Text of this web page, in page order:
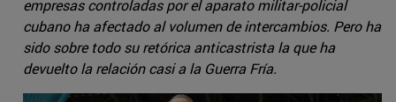
empresas controladas por el aparato militar-policial
cubano ha afectado al volumen de intercambios. Pero ha
sido sobre todo su retórica anticastrista la que ha
devuelto la relación casi a la Guerra Fría.